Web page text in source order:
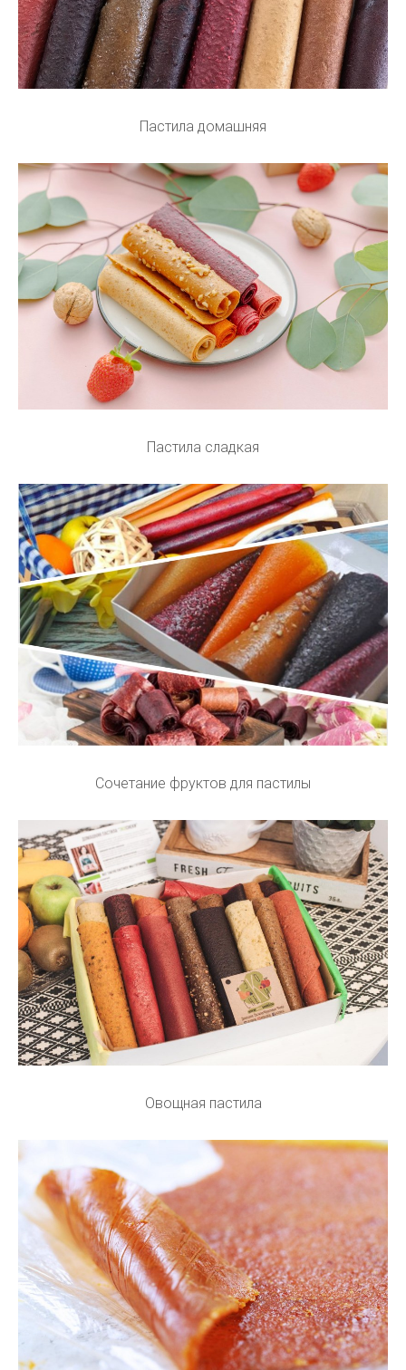
Пастила домашняя
Пастила сладкая
Сочетание фруктов для пастилы
Овощная пастила